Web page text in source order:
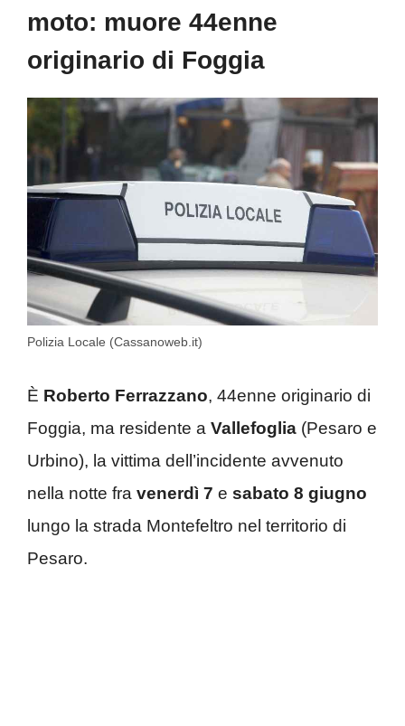
moto: muore 44enne
originario di Foggia
Polizia Locale (Cassanoweb.it)
È Roberto Ferrazzano, 44enne originario di
Foggia, ma residente a Vallefoglia (Pesaro e
Urbino), la vittima dell’incidente avvenuto
nella notte fra venerdì 7 e sabato 8 giugno
lungo la strada Montefeltro nel territorio di
Pesaro.